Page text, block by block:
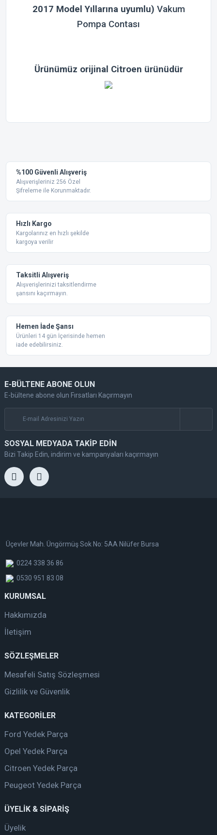
2017 Model Yıllarına uyumlu) Vakum
Pompa Contası
Ürünümüz orijinal Citroen ürünüdür
Ürün resmi kalitesiz, bozuk veya görüntülenemiyor.
Ürün açıklamasında eksik bilgiler bulunuyor.
Bu ürüne benzer farklı alternatifler olmalı.
%100 Güvenli Alışveriş
Alışverişleriniz 256 Özel
Şifreleme ile Korunmaktadır.
Hızlı Kargo
Kargolarınız en hızlı şekilde
kargoya verilir
Taksitli Alışveriş
Alışverişlerinizi taksitlendirme
şansını kaçırmayın.
Hemen İade Şansı
Ürünleri 14 gün İçerisinde hemen
iade edebilirsiniz.
E-BÜLTENE ABONE OLUN
E-bültene abone olun Fırsatları Kaçırmayın
SOSYAL MEDYADA TAKİP EDİN
Bizi Takip Edin, indirim ve kampanyaları kaçırmayın
Üçevler Mah. Üngörmüş Sok No: 5AA Nilüfer Bursa
0224 338 36 86
0530 951 83 08
KURUMSAL
Hakkımızda
İletişim
SÖZLEŞMELER
Mesafeli Satış Sözleşmesi
Gizlilik ve Güvenlik
KATEGORİLER
Ford Yedek Parça
Opel Yedek Parça
Citroen Yedek Parça
Peugeot Yedek Parça
ÜYELİK & SİPARİŞ
Üyelik